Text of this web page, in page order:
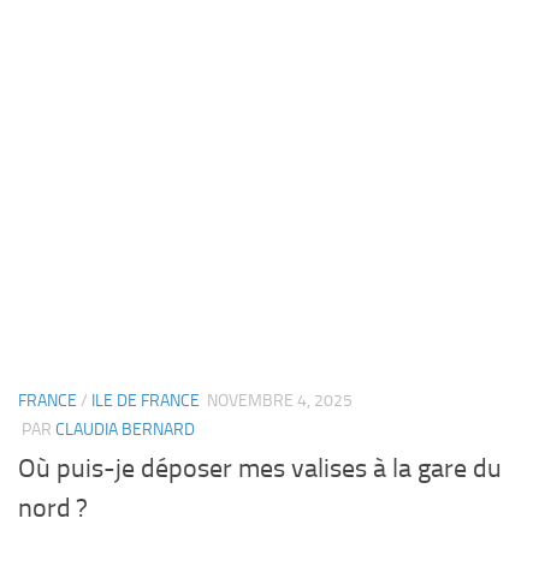
FRANCE / ILE DE FRANCE NOVEMBRE 4, 2025
PAR CLAUDIA BERNARD
Où puis-je déposer mes valises à la gare du
nord ?